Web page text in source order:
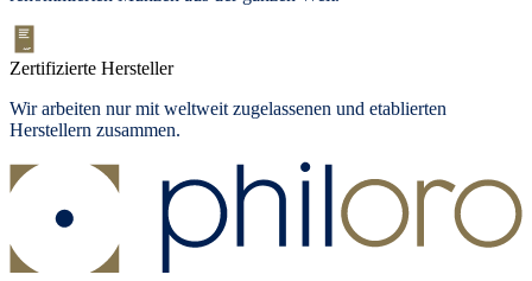
Zertifizierte Hersteller
Wir arbeiten nur mit weltweit zugelassenen und etablierten
Herstellern zusammen.